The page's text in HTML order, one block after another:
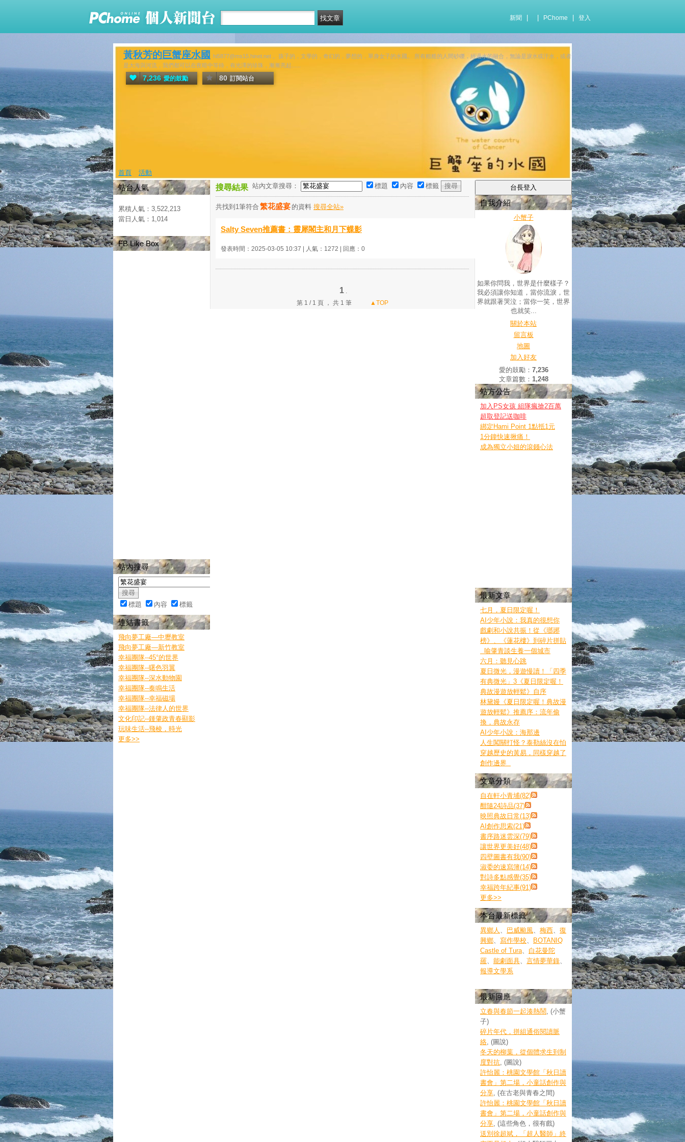
新聞 PChome 登入
黃秋芳的巨蟹座水國
hi5877@ms15.hinet.net 。孩子的，文學的，奇幻的，夢想的，單身女子的水國。 所有粗糙的人間砂礫，經過水的融合，無論是淚水或汗水，或者
是大海與河流，我們都可以在夜暗中等待，有光澤的珍珠，漸漸亮起......
7,236 愛的鼓勵 80 訂閱站台
首頁 活動
搜尋結果 站內文章搜尋： 標題 內容 標籤
共找到1筆符合 繁花盛宴 的資料 搜尋全站»
Salty Seven推薦書：靈犀閣主和月下蝶影
發表時間：2025-03-05 10:37 | 人氣：1272 | 回應：0
1 .
第 1 / 1 頁 ， 共 1 筆
▲TOP
自我介紹
小蟹子
如果你問我，世界是什麼樣子？
我必須讓你知道，當你流淚，世
界就跟著哭泣；當你一笑，世界
也就笑...
關於本站
留言板
地圖
加入好友
愛的鼓勵： 7,236
文章篇數： 1,248
站方公告
加入PS女孩 組隊瘋搶2百萬
超取登記送咖啡
綁定Hami Point 1點抵1元
1分鐘快速揪痛！
成為獨立小姐的滾錢心法
最新文章
七月，夏日限定喔！
AI少年小說：我真的很想你
戲劇和小說共振！從《瑯琊
榜》、《蓮花樓》到碎片拼貼
喻肇青談生養一個城市
六月：聽見心跳
夏日微光，漫遊慢讀！「四季
有典微光」3《夏日限定喔！
典故漫遊放輕鬆》自序
林黛嫚《夏日限定喔！典故漫
遊放輕鬆》推薦序：流年偷
換，典故永存
AI少年小說：海那邊
人生闖關打怪？泰勒絲沒在怕
穿越歷史的黃易，同樣穿越了
創作邊界
文章分類
自在軒小青埔(82)
酣隨24詩品(37)
映照典故日常(13)
AI創作思索(21)
書序路迷雲深(79)
讓世界更美好(48)
四壁圖書有我(90)
淑委的速寫簿(14)
對詩多點感覺(35)
幸福跨年紀事(91)
更多>>
本台最新標籤
異鄉人 、 巴威颱風、 梅西、 復
興鄉、 寫作學校、
BOTANIQ
Castle of Tura、 白花曼陀
羅、 能劇面具、 言情夢華錄、
報導文學系
最新回應
立春與春節一起湊熱鬧 , (小蟹
子)
碎片年代，拼組通俗閱讀脈
絡, (圖說)
冬天的柳葉，從個體求生到制
度對抗, (圖說)
許怡麗：桃園文學館「秋日讀
書會」第二場，小童話創作與
分享, (在古老與青春之間)
許怡麗：桃園文學館「秋日讀
書會」第二場，小童話創作與
分享, (這些角色，很有戲)
送別徐超斌，「超人醫師」終
站台人氣
累積人氣： 3,522,213
當日人氣： 1,014
FB Like Box
站內搜尋
標題 內容 標籤
連結書籤
飛向夢工廠—中壢教室
飛向夢工廠—新竹教室
幸福團隊--45°的世界
幸福團隊--曙色羽翼
幸福團隊--深水動物園
幸福團隊--奏鳴生活
幸福團隊--幸福磁場
幸福團隊--法律人的世界
文化印記--鍾肇政青春顯影
玩味生活--飛梭，時光
更多>>